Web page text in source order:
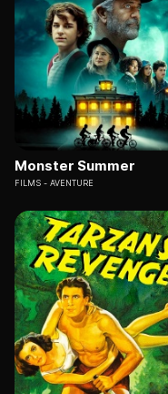
Monster Summer
FILMS AVENTURE